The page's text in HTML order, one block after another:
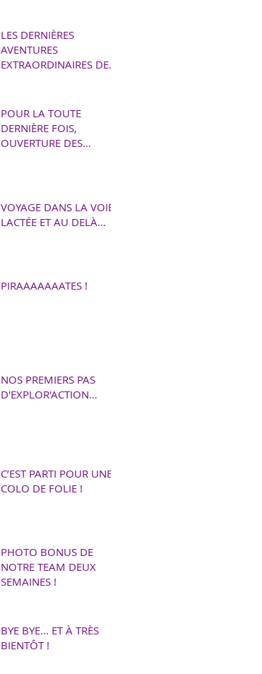
LES DERNIÈRES
AVENTURES
EXTRAORDINAIRES DES
POUR LA TOUTE
DERNIÈRE FOIS,
OUVERTURE DES
VOYAGE DANS LA VOIE
LACTÉE ET AU DELÀ...
PIRAAAAAAATES !
NOS PREMIERS PAS
D'EXPLOR'ACTION…
C’EST PARTI POUR UNE
COLO DE FOLIE !
PHOTO BONUS DE
NOTRE TEAM DEUX
SEMAINES !
BYE BYE... ET À TRÈS
BIENTÔT !